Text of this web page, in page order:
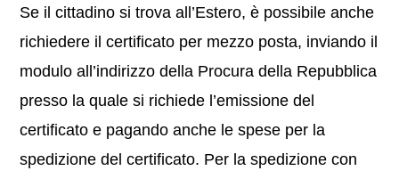
Se il cittadino si trova all’Estero, è possibile anche
richiedere il certificato per mezzo posta, inviando il
modulo all’indirizzo della Procura della Repubblica
presso la quale si richiede l’emissione del
certificato e pagando anche le spese per la
spedizione del certificato. Per la spedizione con